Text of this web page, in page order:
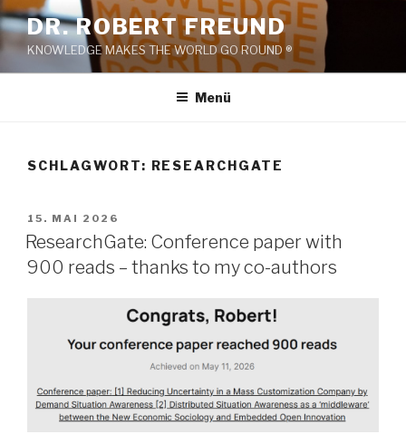
Zum
Inhalt
springen
DR. ROBERT FREUND
KNOWLEDGE MAKES THE WORLD GO ROUND ®
Menü
SCHLAGWORT: RESEARCHGATE
VERÖFFENTLICHT
AM
15. MAI 2026
ResearchGate: Conference paper with
900 reads – thanks to my co-authors